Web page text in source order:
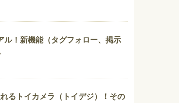
ル！新機能（タグフォロー、掲示
るトイカメラ（トイデジ）！その